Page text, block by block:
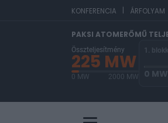
KONFERENCIA | ÁRFOLYAM
PAKSI ATOMERŐMŰ
Összteljesítmény
225 MW
0 MW 2000 MW
1. blokk
0 MW